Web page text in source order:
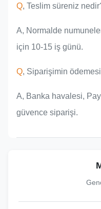
Q, Teslim süreniz
A, Normalde
için 10-15 iş günü.
Q, Siparişimin
A, Banka havalesi,
güvence siparişi.